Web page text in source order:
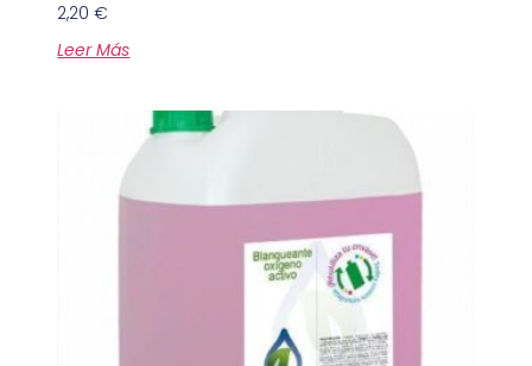
2,20€
Leer Más